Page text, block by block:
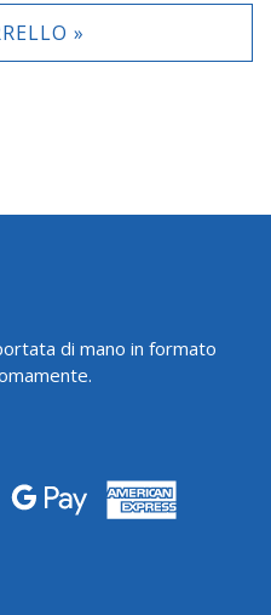
NEL CARRELLO »
di mano in formato